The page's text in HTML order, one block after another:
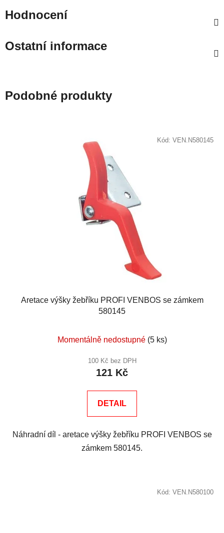
Hodnocení
Ostatní informace
Podobné produkty
Aretace výšky žebříku PROFI VENBOS se zámkem
580145
Momentálně nedostupné (5 ks)
100 Kč bez DPH
121 Kč
DETAIL
Náhradní díl - aretace výšky žebříku PROFI VENBOS se
zámkem 580145.
Kód: VEN.N580145
Kód: VEN.N580100